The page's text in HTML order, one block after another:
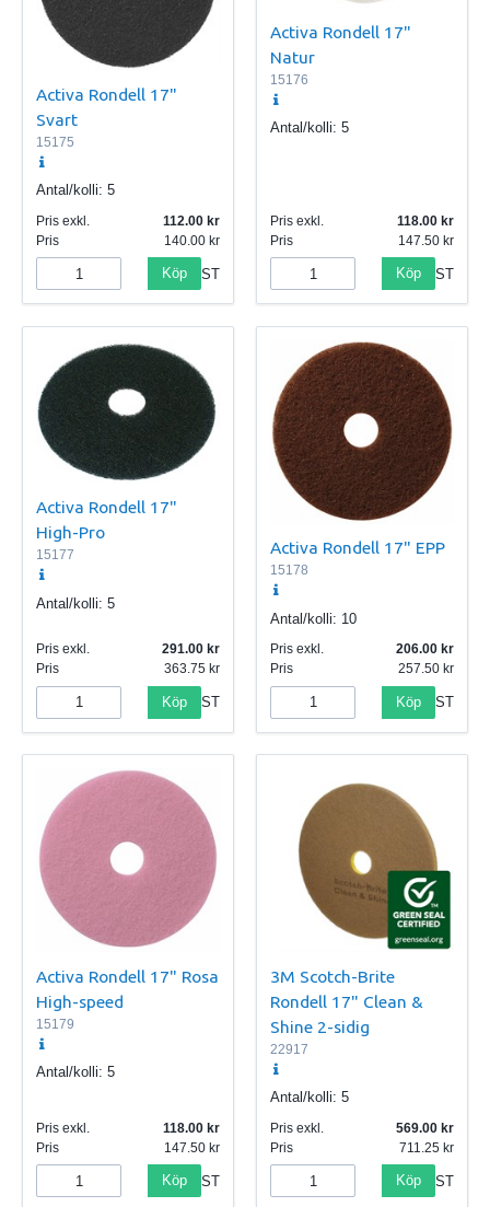
Activa Rondell 17"
Svart
15175
Antal/kolli: 5
Pris exkl.
112.00
Pris
140.00
Köp ST
Activa Rondell 17"
Natur
15176
Antal/kolli: 5
Pris exkl.
118.00
Pris
147.50
Köp ST
Activa Rondell 17"
High-Pro
15177
Antal/kolli: 5
Pris exkl.
291.00
Pris
363.75
Köp ST
Activa Rondell 17" EPP
15178
Antal/kolli: 10
Pris exkl.
206.00
Pris
257.50
Köp ST
Activa Rondell 17" Rosa
High-speed
15179
Antal/kolli: 5
Pris exkl.
118.00
Pris
147.50
Köp ST
3M Scotch-Brite
Rondell 17" Clean &
Shine 2-sidig
22917
Antal/kolli: 5
Pris exkl.
569.00
Pris
711.25
Köp ST